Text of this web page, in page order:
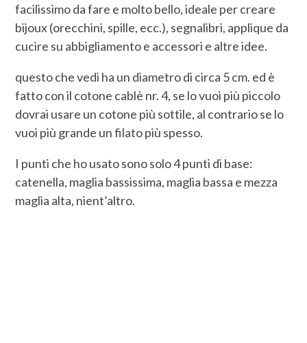
facilissimo da fare e molto bello, ideale per creare
bijoux (orecchini, spille, ecc.), segnalibri, applique da
cucire su abbigliamento e accessori e altre idee.
questo che vedi ha un diametro di circa 5 cm. ed è
fatto con il cotone cablè nr. 4, se lo vuoi più piccolo
dovrai usare un cotone più sottile, al contrario se lo
vuoi più grande un filato più spesso.
I punti che ho usato sono solo 4 punti di base:
catenella, maglia bassissima, maglia bassa e mezza
maglia alta, nient’altro.